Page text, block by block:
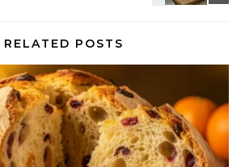
RELATED POSTS